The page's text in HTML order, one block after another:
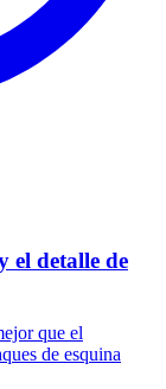
el detalle de
que el
de esquina